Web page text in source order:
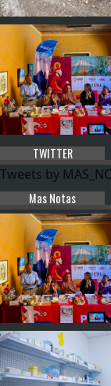
TWITTER
Tweets by
Mas Notas